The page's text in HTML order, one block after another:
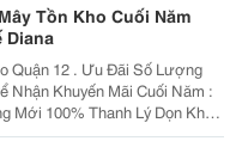
Tồn Kho Cuối Năm
Diana
Quận 12 . Ưu Đãi Số Lượng
Nhận Khuyến Mãi Cuối Năm :
Lý Dọn Kho